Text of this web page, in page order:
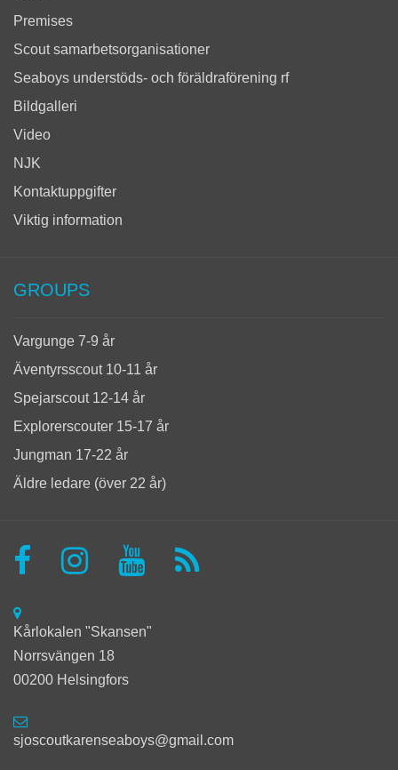
Premises
Scout samarbetsorganisationer
Seaboys understöds- och föräldraförening rf
Bildgalleri
Video
NJK
Kontaktuppgifter
Viktig information
GROUPS
Vargunge 7-9 år
Äventyrsscout 10-11 år
Spejarscout 12-14 år
Explorerscouter 15-17 år
Jungman 17-22 år
Äldre ledare (över 22 år)
Kårlokalen "Skansen"
Norrsvängen 18
00200 Helsingfors
sjoscoutkarenseaboys@gmail.com